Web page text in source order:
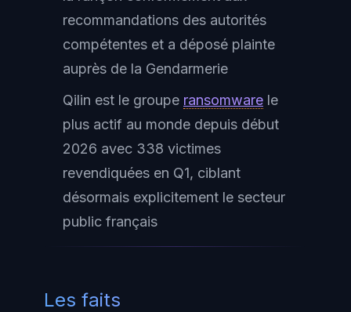
recommandations des autorités
compétentes et a déposé plainte
auprès de la Gendarmerie
Qilin est le groupe ransomware le
plus actif au monde depuis début
2026 avec 338 victimes
revendiquées en Q1, ciblant
désormais explicitement le secteur
public français
Les faits